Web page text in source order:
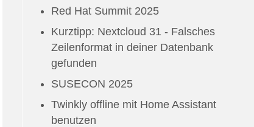
Red Hat Summit 2025
Kurztipp: Nextcloud 31 - Falsches
Zeilenformat in deiner Datenbank
gefunden
SUSECON 2025
Twinkly offline mit Home Assistant
benutzen